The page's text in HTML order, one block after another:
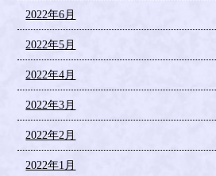
2022年6月
2022年5月
2022年4月
2022年3月
2022年2月
2022年1月